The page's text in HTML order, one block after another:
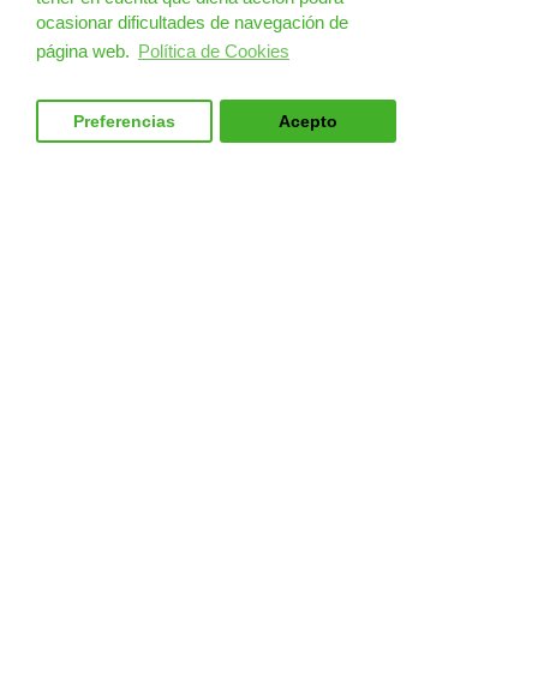
ocasionar dificultades de navegación de
página web. Política de Cookies
Preferencias Acepto